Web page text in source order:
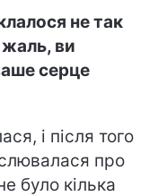
не так
жаль, ви
серце
і після того
про
було кілька